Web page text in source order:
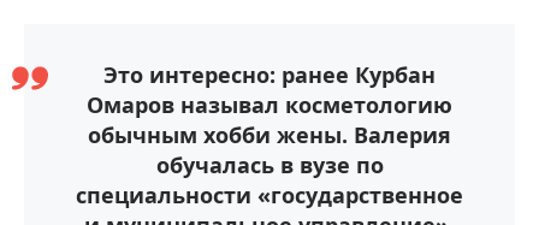
Это интересно: ранее Курбан
Омаров называл косметологию
обычным хобби жены. Валерия
обучалась в вузе по
специальности «государственное